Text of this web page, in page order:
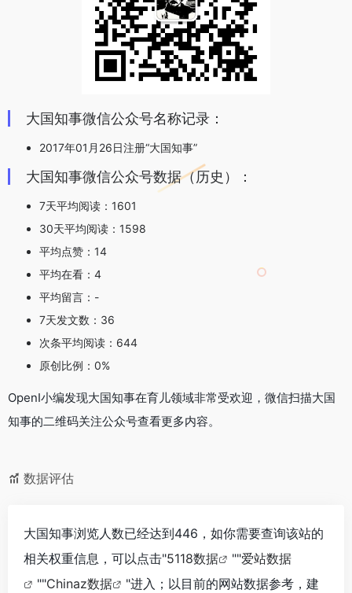
大国知事微信公众号名称记录：
2017年01月26日注册“大国知事”
大国知事微信公众号数据（历史）：
7天平均阅读：1601
30天平均阅读：1598
平均点赞：14
平均在看：4
平均留言：-
7天发文数：36
次条平均阅读：644
原创比例：0%
OpenI小编发现大国知事在育儿领域非常受欢迎，微信扫描大国
知事的二维码关注公众号查看更多内容。
数据评估
大国知事浏览人数已经达到446，如你需要查询该站的
相关权重信息，可以点击"5118数据 ""爱站数据
""Chinaz数据
"进入；以目前的网站数据参考，建